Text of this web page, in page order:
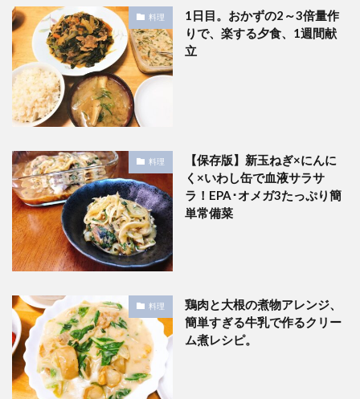
料理
1日目。おかずの2～3倍量作
りで、楽する夕食、1週間献
立
料理
【保存版】新玉ねぎ×にんに
く×いわし缶で血液サラサ
ラ！EPA･オメガ3たっぷり簡
単常備菜
料理
鶏肉と大根の煮物アレンジ、
簡単すぎる牛乳で作るクリー
ム煮レシピ。